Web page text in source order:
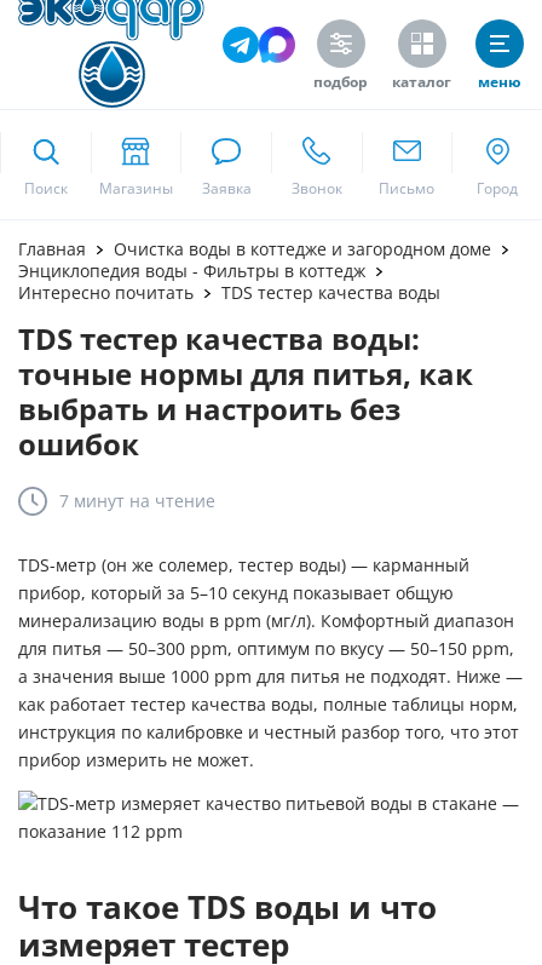
подбор каталог меню
Поиск
Москва
Главная
Очистка воды в коттедже и загородном доме
Энциклопедия воды - Фильтры в коттедж
Интересно почитать
TDS тестер качества воды
TDS тестер качества воды:
точные нормы для питья, как
выбрать и настроить без
ошибок
7 минут на чтение
TDS-метр (он же солемер, тестер воды) — карманный
прибор, который за 5–10 секунд показывает общую
минерализацию воды в ppm (мг/л). Комфортный диапазон
для питья — 50–300 ppm, оптимум по вкусу — 50–150 ppm,
а значения выше 1000 ppm для питья не подходят. Ниже —
как работает тестер качества воды, полные таблицы норм,
инструкция по калибровке и честный разбор того, что этот
прибор измерить не может.
Что такое TDS воды и что
измеряет тестер